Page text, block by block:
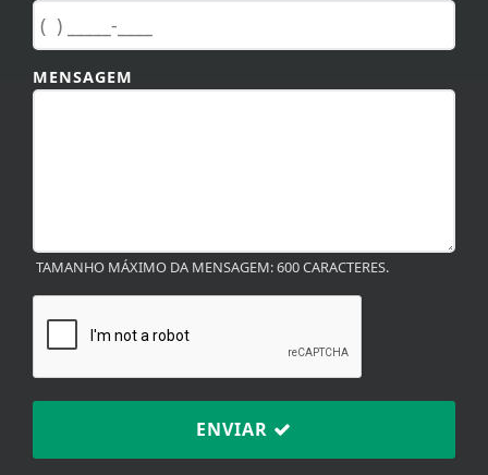
MENSAGEM
TAMANHO MÁXIMO DA MENSAGEM: 600 CARACTERES.
ENVIAR